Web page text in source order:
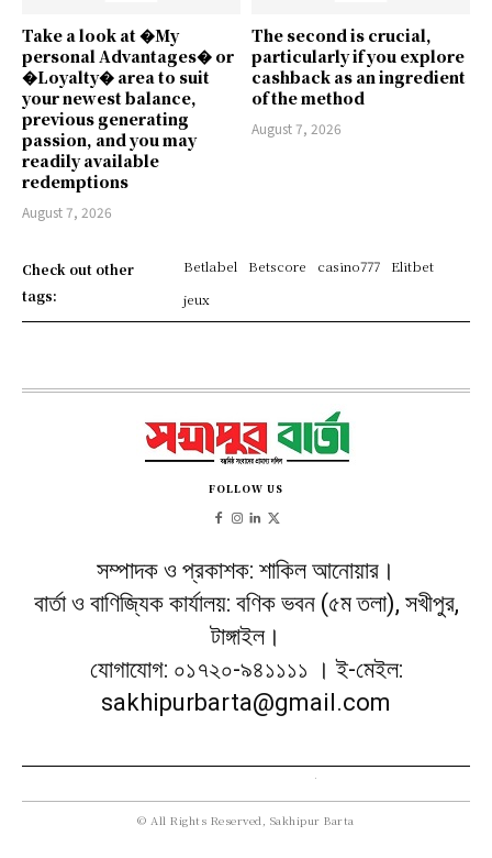
Take a look at �My
personal Advantages� or
�Loyalty� area to suit
your newest balance,
previous generating
passion, and you may
readily available
redemptions
August 7, 2026
The second is crucial,
particularly if you explore
cashback as an ingredient
of the method
August 7, 2026
Check out other
tags:
Betlabel Betscore casino777
Elitbet
jeux
FOLLOW US
সম্পাদক ও প্রকাশক: শাকিল আনোয়ার।
বার্তা ও বাণিজ্যিক কার্যালয়: বণিক ভবন (৫ম তলা), সখীপুর,
টাঙ্গাইল।
যোগাযোগ: ০১৭২০-৯৪১১১১ । ই-মেইল:
sakhipurbarta@gmail.com
© All Rights Reserved, Sakhipur Barta